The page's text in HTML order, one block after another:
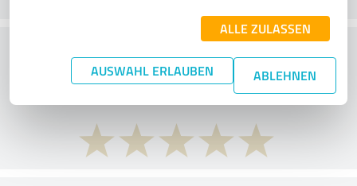
ALLE ZULASSEN
AUSWAHL ERLAUBEN ABLEHNEN
Wie beurteilen Sie das
Preis-/Leistungsverhältnis?